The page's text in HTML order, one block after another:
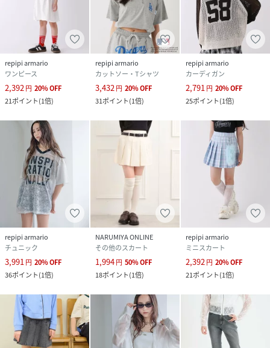
repipi armario
ワンピース
2,392円 20%OFF
21ポイント(1倍)
repipi armario
カットソー・Tシャツ
3,432円 20%OFF
31ポイント(1倍)
repipi armario
カーディガン
2,791円 20%OFF
25ポイント(1倍)
repipi armario
チュニック
3,991 円 20%OFF
36ポイント(1倍)
NARUMIYA ONLINE
その他のスカート
1,994円 50%OFF
18ポイント(1倍)
repipi armario
ミニスカート
2,392 円 20%OFF
21ポイント(1倍)